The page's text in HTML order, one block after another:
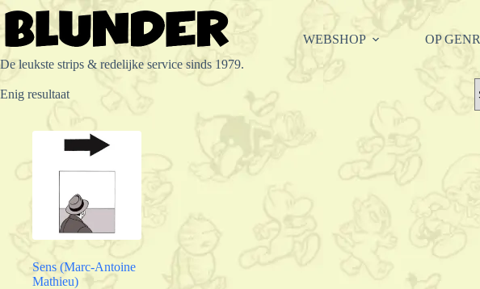
Ga
naar
inhoud
De leukste strips & redelijke service sinds 1979.
WEBSHOP OP
Enig resultaat
Sens (Marc-Antoine
Mathieu)